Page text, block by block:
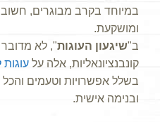
במיוחד בקרב מבוגרים,
ומושקעת.
ב"שיגעון העוגות", לא מדובר
קונבנציונאליות, אלה על
בשלל אפשרויות וטעמים והכל
ובנימה אישית.